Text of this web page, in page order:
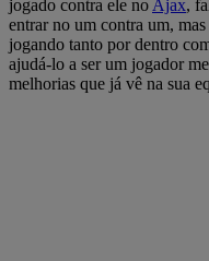
jogado contra ele no Ajax,
entrar no um contra um,
jogando tanto por dentro
ajudá-lo a ser um jogador
melhorias que já vê na sua